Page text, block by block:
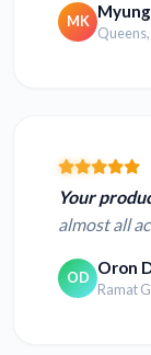
MK
Queens,
Your
almost all
OD Oron
Ramat